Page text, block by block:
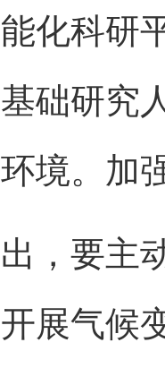
化科研
础研究
境。加
要主动
展气候